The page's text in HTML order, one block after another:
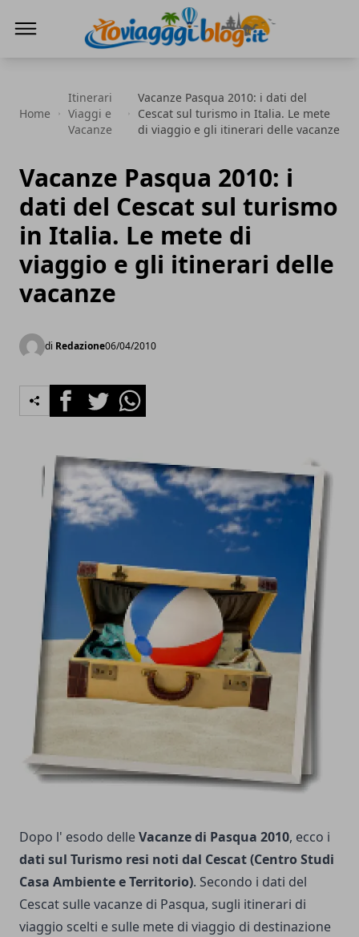
Home
Itinerari
Viaggi e
Vacanze
Vacanze Pasqua 2010: i dati del
Cescat sul turismo in Italia. Le mete
di viaggio e gli itinerari delle vacanze
Vacanze Pasqua 2010: i
dati del Cescat sul turismo
in Italia. Le mete di
viaggio e gli itinerari delle
vacanze
di Redazione06/04/2010
FacebookTwitterWhatsapp
Dopo l' esodo delleVacanze di Pasqua 2010, ecco i
dati sul Turismo resi noti dal Cescat (Centro Studi
Casa Ambiente e Territorio). Secondo i dati del
Cescat sulle vacanze di Pasqua, sugli itinerari di
viaggio scelti e sulle mete di viaggio di destinazione